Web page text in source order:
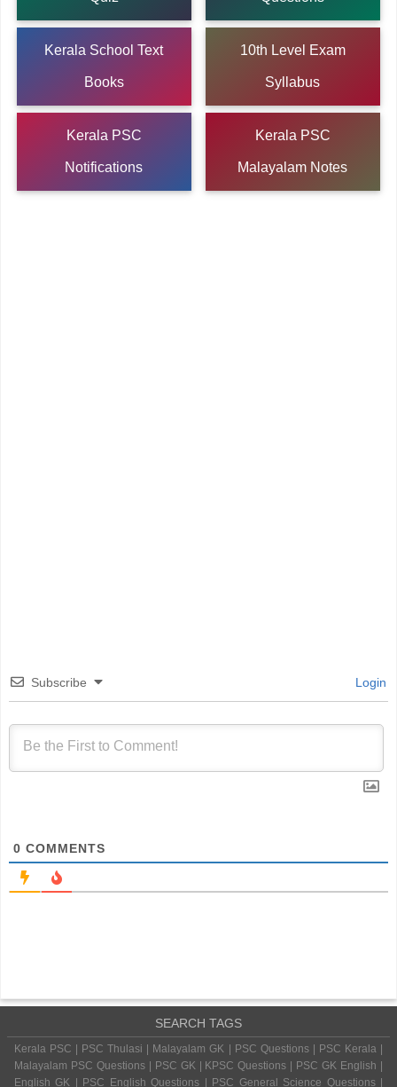
Kerala School Text
Books
10th Level Exam
Syllabus
Kerala PSC
Notifications
Kerala PSC
Malayalam Notes
Subscribe Login
0 COMMENTS
SEARCH TAGS
Kerala PSC | PSC Thulasi | Malayalam GK | PSC Questions | PSC Kerala |
Malayalam PSC Questions | PSC GK | KPSC Questions | PSC GK English |
English GK | PSC English Questions | PSC General Science Questions |